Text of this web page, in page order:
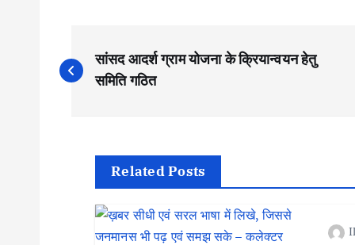
P
o
सांसद आदर्श ग्राम योजना के क्रियान्वयन हेतु
समिति गठित
Related Posts